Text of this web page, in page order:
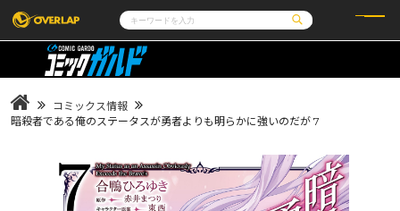
コミック
LiQulle
ラブパルフェ
ライトノベル
ロサージュノベルス
その他 通販・NEWS
企業
会社概要
採用情報
アクセス
オーバーラップホールディングス
オーバーラップ文庫
コミックス情報
暗殺者である俺のステータスが勇者よりも明らかに強いのだが 7